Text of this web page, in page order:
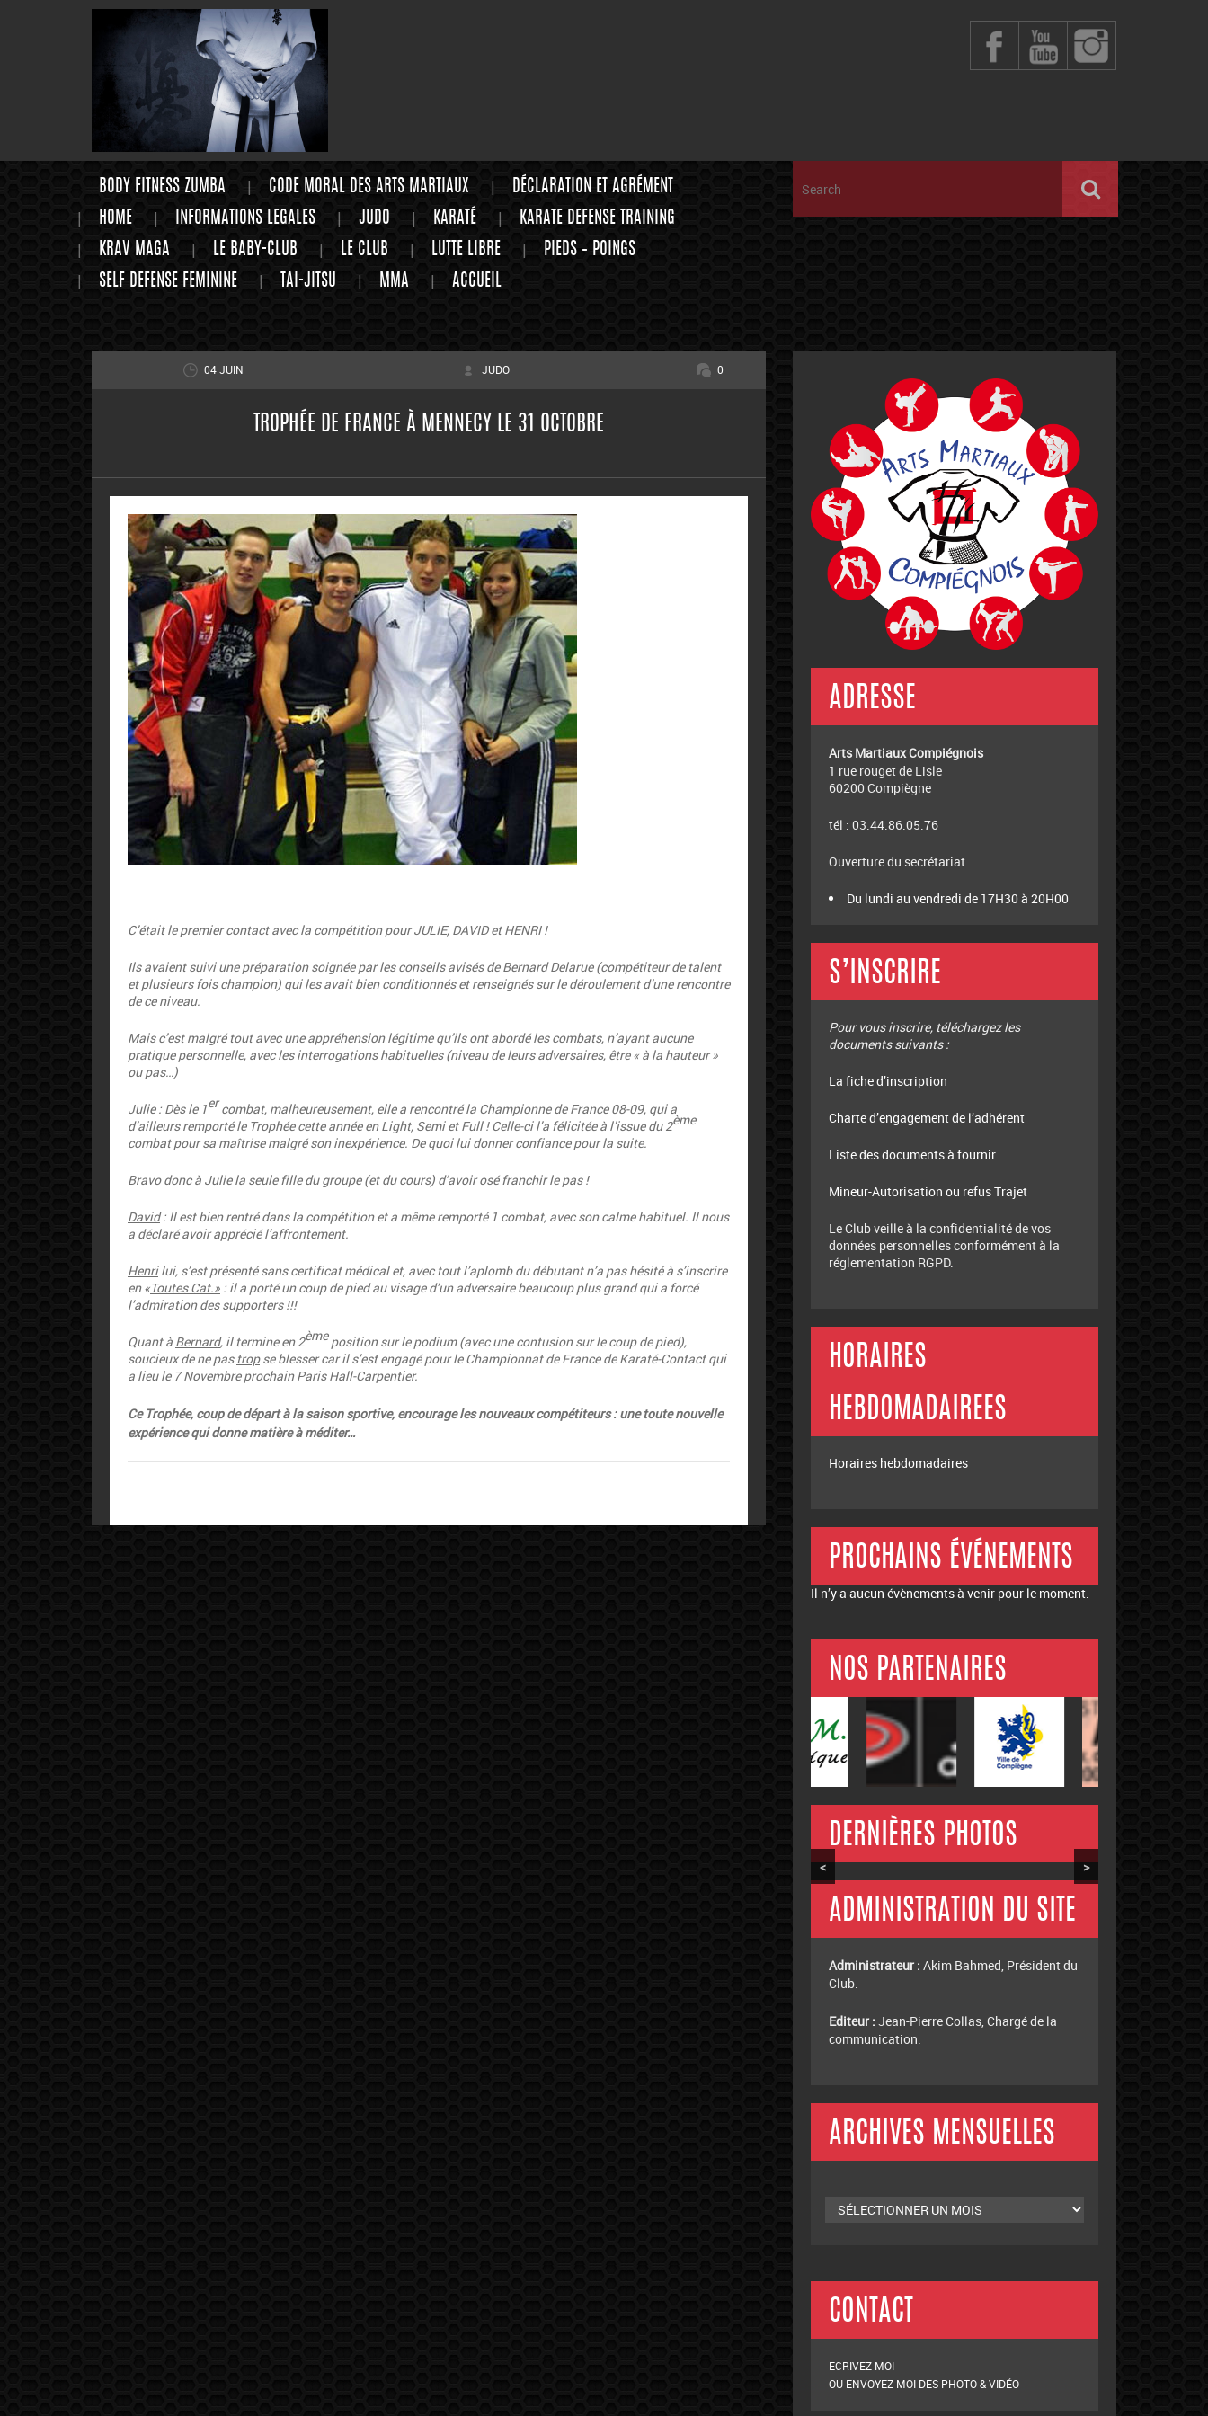
BODY FITNESS ZUMBA CODE MORAL DES ARTS MARTIAUX
DÉCLARATION ET AGRÉMENT
HOME
INFORMATIONS LEGALES JUDO KARATÉ
KARATE DEFENSE TRAINING
KRAV MAGA
LE BABY-CLUB LE CLUB LUTTE LIBRE
PIEDS – POINGS
SELF DEFENSE FEMININE
TAI-JITSU MMA ACCUEIL
04 JUIN JUDO 0
TROPHÉE DE FRANCE À MENNECY LE 31 OCTOBRE
C’était le premier contact avec la compétition pour JULIE, DAVID et HENRI !
Ils avaient suivi une préparation soignée par les conseils avisés de Bernard Delarue(compétiteur de talent
et plusieurs fois champion) qui les avait bien conditionnés et renseignés sur le déroulement d’une rencontre
de ce niveau.
Mais c’est malgré tout avec une appréhension légitime qu’ils ont abordé les combats, n’ayant aucune
pratique personnelle, avec les interrogations habituelles(niveau de leurs adversaires, être « à la hauteur »
ou pas…)
Julie: Dès le 1er combat, malheureusement, elle a rencontré la Championne de France 08-09, qui a
d’ailleurs remporté le Trophée cette année en Light, Semi et Full ! Celle-ci l’a félicitée à l’issue du 2ème
combat pour sa maîtrise malgré son inexpérience. De quoi lui donner confiance pour la suite.
Bravo donc à Juliela seule fille du groupe(et du cours) d’avoir osé franchir le pas !
David: Il est bien rentré dans la compétition et a même remporté 1 combat, avec son calme habituel. Il nous
a déclaré avoir apprécié l’affrontement.
Henrilui, s’est présenté sans certificat médical et, avec tout l’aplomb du débutant n’a pas hésité à s’inscrire
en «Toutes Cat.» : il a porté un coup de pied au visage d’un adversaire beaucoup plus grand qui a forcé
l’admiration des supporters !!!
Quant à Bernard, il termine en 2èmeposition sur le podium(avec une contusion sur le coup de pied),
soucieux de ne pas tropse blesser car il s’est engagé pour le Championnat de France de Karaté-Contact qui
a lieu le 7 Novembre prochain Paris Hall-Carpentier.
Ce Trophée, coup de départ à la saison sportive, encourage les nouveaux compétiteurs : une toute nouvelle
expérience qui donne matière à méditer…
ADRESSE
Arts Martiaux Compiégnois
1 rue rouget de Lisle
60200 Compiègne
tél : 03.44.86.05.76
Ouverture du secrétariat
Du lundi au vendredi de 17H30 à 20H00
S’INSCRIRE
Pour vous inscrire, téléchargez les
documents suivants :
La fiche d’inscription
Charte d’engagement de l’adhérent
Liste des documents à fournir
Mineur-Autorisation ou refus Trajet
Le Club veille à la confidentialité de vos
données personnelles conformément à la
réglementation RGPD.
HORAIRES
HEBDOMADAIREES
Horaires hebdomadaires
PROCHAINS ÉVÉNEMENTS
Il n’y a aucun évènements à venir pour le moment.
NOS PARTENAIRES
DERNIÈRES PHOTOS
< >
ADMINISTRATION DU SITE
Administrateur : Akim Bahmed, Président du
Club.
Editeur : Jean-Pierre Collas, Chargé de la
communication.
ARCHIVES MENSUELLES
CONTACT
ECRIVEZ-MOI
OU ENVOYEZ-MOI DES PHOTO & VIDÉO